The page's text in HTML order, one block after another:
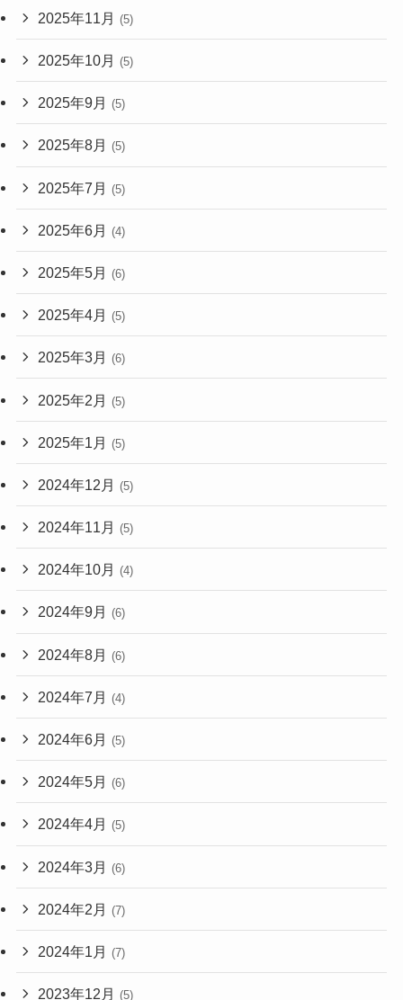
2025年11月 (5)
2025年10月 (5)
2025年9月 (5)
2025年8月 (5)
2025年7月 (5)
2025年6月 (4)
2025年5月 (6)
2025年4月 (5)
2025年3月 (6)
2025年2月 (5)
2025年1月 (5)
2024年12月 (5)
2024年11月 (5)
2024年10月 (4)
2024年9月 (6)
2024年8月 (6)
2024年7月 (4)
2024年6月 (5)
2024年5月 (6)
2024年4月 (5)
2024年3月 (6)
2024年2月 (7)
2024年1月 (7)
2023年12月 (5)